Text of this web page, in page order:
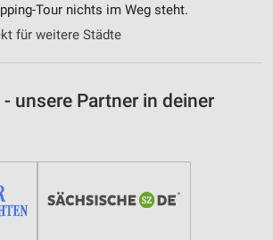
Tour nichts im Weg steht.
für weitere Städte
unsere Partner in deiner